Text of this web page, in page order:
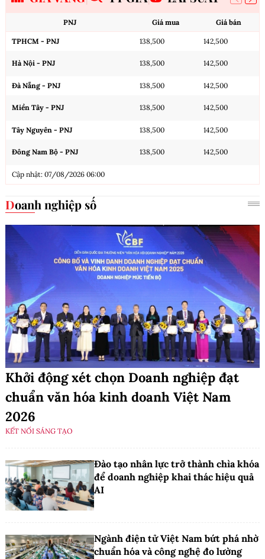
PNJ Giá mua Giá bán
TPHCM - PNJ 138,500 142,500
Hà Nội - PNJ 138,500 142,500
Đà Nẵng - PNJ 138,500 142,500
Miền Tây - PNJ 138,500 142,500
Tây Nguyên - PNJ 138,500 142,500
Đông Nam Bộ - PNJ 138,500 142,500
Cập nhật: 07/08/2026 06:00
Doanh nghiệp số
Khởi động xét chọn Doanh nghiệp đạt
chuẩn văn hóa kinh doanh Việt Nam
2026
KẾT NỐI SÁNG TẠO
Đào tạo nhân lực trở thành chìa khóa
để doanh nghiệp khai thác hiệu quả
AI
Ngành điện tử Việt Nam bứt phá nhờ
chuẩn hóa và công nghệ đo lường